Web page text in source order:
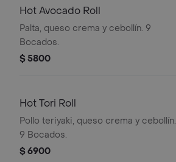
Hot Avocado Roll
Palta, queso crema y cebollín. 9
Bocados.
$ 5800
Hot Tori Roll
Pollo teriyaki, queso crema y cebollín.
9 Bocados.
$ 6900